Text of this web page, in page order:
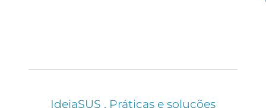
IdeiaSUS . Práticas e soluções